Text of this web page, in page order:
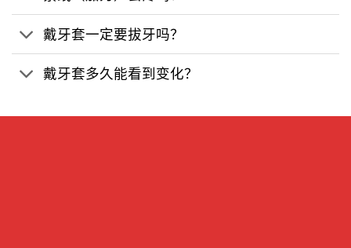
戴牙套一定要拔牙吗？
戴牙套多久能看到变化？